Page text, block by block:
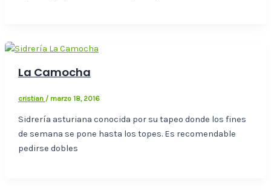
La Camocha
cristian / marzo 18, 2016
Sidrería asturiana conocida por su tapeo donde los fines
de semana se pone hasta los topes. Es recomendable
pedirse dobles